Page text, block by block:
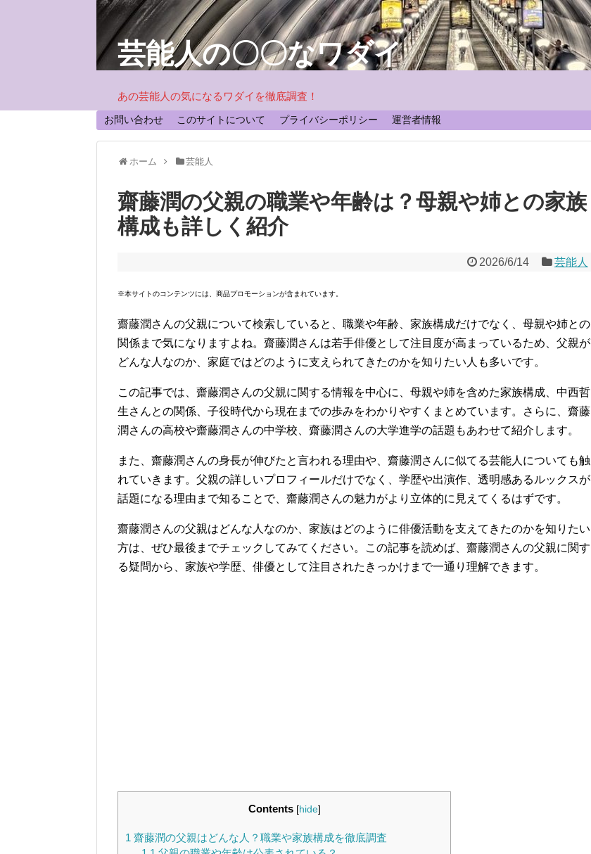
芸能人の〇〇なワダイ
あの芸能人の気になるワダイを徹底調査！
お問い合わせ このサイトについて プライバシーポリシー 運営者情報
ホーム 芸能人
齋藤潤の父親の職業や年齢は？母親や姉との家族
構成も詳しく紹介
2026/6/14 芸能人
※本サイトのコンテンツには、商品プロモーションが含まれています。
齋藤潤さんの父親について検索していると、職業や年齢、家族構成だけでなく、母親や姉との
関係まで気になりますよね。齋藤潤さんは若手俳優として注目度が高まっているため、父親が
どんな人なのか、家庭ではどのように支えられてきたのかを知りたい人も多いです。
この記事では、齋藤潤さんの父親に関する情報を中心に、母親や姉を含めた家族構成、中西哲
生さんとの関係、子役時代から現在までの歩みをわかりやすくまとめています。さらに、齋藤
潤さんの高校や齋藤潤さんの中学校、齋藤潤さんの大学進学の話題もあわせて紹介します。
また、齋藤潤さんの身長が伸びたと言われる理由や、齋藤潤さんに似てる芸能人についても触
れていきます。父親の詳しいプロフィールだけでなく、学歴や出演作、透明感あるルックスが
話題になる理由まで知ることで、齋藤潤さんの魅力がより立体的に見えてくるはずです。
齋藤潤さんの父親はどんな人なのか、家族はどのように俳優活動を支えてきたのかを知りたい
方は、ぜひ最後までチェックしてみてください。この記事を読めば、齋藤潤さんの父親に関す
る疑問から、家族や学歴、俳優として注目されたきっかけまで一通り理解できます。
Contents [hide]
1 齋藤潤の父親はどんな人？職業や家族構成を徹底調査